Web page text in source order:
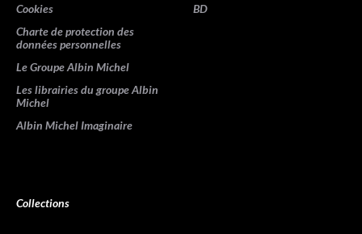
Cookies
Charte de protection des
données personnelles
Le Groupe Albin Michel
Les librairies du groupe Albin
Michel
Albin Michel Imaginaire
BD
Collections